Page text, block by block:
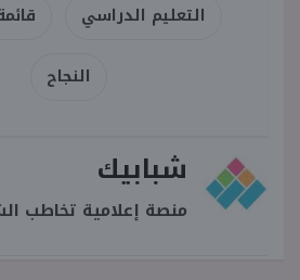
التعليم الدراسي
النجاح
شبابيك
منصة إعلامية تخاطب